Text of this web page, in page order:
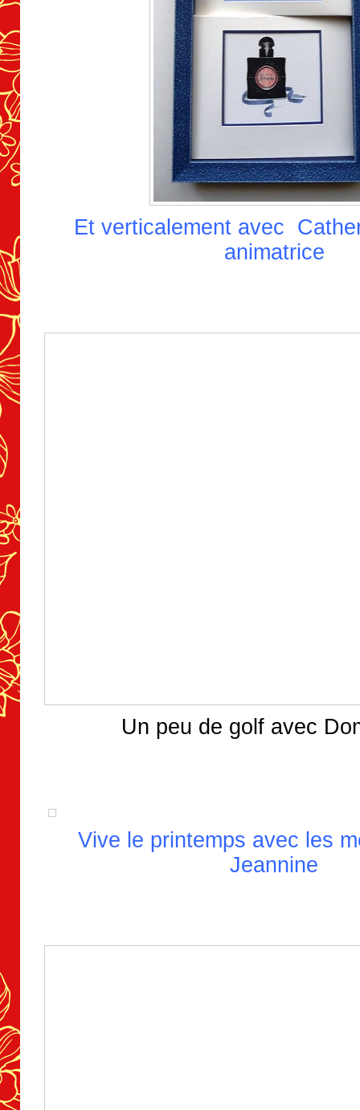
Et verticalement avec
animatrice
Un peu de golf avec
Vive le printemps avec les
Jeannine